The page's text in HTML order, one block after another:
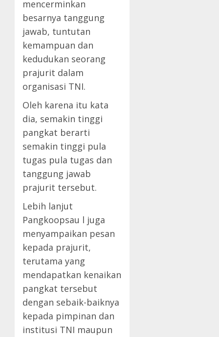
mencerminkan
besarnya tanggung
jawab, tuntutan
kemampuan dan
kedudukan seorang
prajurit dalam
organisasi TNI.
Oleh karena itu kata
dia, semakin tinggi
pangkat berarti
semakin tinggi pula
tugas pula tugas dan
tanggung jawab
prajurit tersebut.
Lebih lanjut
Pangkoopsau l juga
menyampaikan pesan
kepada prajurit,
terutama yang
mendapatkan kenaikan
pangkat tersebut
dengan sebaik-baiknya
kepada pimpinan dan
institusi TNI maupun